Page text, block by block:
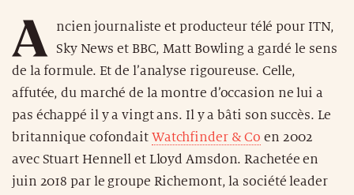
A
ncien journaliste et producteur télé pour ITN,
Sky News et BBC, Matt Bowling a gardé le sens
de la formule. Et de l’analyse rigoureuse. Celle,
affutée, du marché de la montre d’occasion ne lui a
pas échappé il y a vingt ans. Il y a bâti son succès. Le
britannique cofondait Watchfinder & Co en 2002
avec Stuart Hennell et Lloyd Amsdon. Rachetée en
juin 2018 par le groupe Richemont, la société leader